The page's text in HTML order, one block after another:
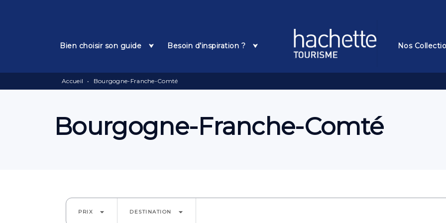
Bien choisir son guide Besoin d’inspiration ? Nos
Accueil • Bourgogne-Franche-Comté
Bourgogne-Franche-Comté
PRIX arrow_drop_down DESTINATION arrow_drop_down